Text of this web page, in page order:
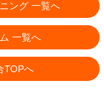
ング 一覧へ
一覧へ
TOPへ